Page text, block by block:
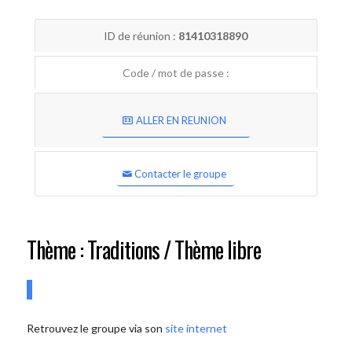
ID de réunion : 81410318890
Code / mot de passe :
ALLER EN REUNION
Contacter le groupe
Thème : Traditions / Thème libre
Retrouvez le groupe via son site internet